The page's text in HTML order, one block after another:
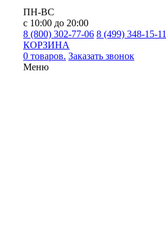
ПН-ВС
с 10:00 до 20:00
8 (800) 302-77-06 8 (499) 348-15-11
КОРЗИНА
0 товаров. Заказать звонок
Меню